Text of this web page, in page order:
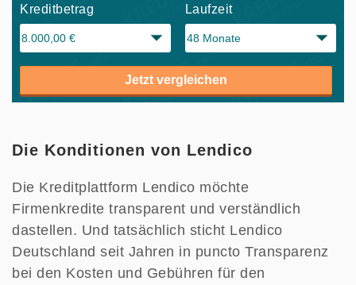
Kreditbetrag Laufzeit
Jetzt vergleichen
Die Konditionen von Lendico
Die Kreditplattform Lendico möchte
Firmenkredite transparent und verständlich
dastellen. Und tatsächlich sticht Lendico
Deutschland seit Jahren in puncto Transparenz
bei den Kosten und Gebühren für den